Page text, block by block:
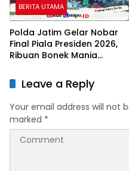
BERITA UTAMA
Polda Jatim Gelar Nobar
Final Piala Presiden 2026,
Ribuan Bonek Mania
Lapangan Mapolda
Leave a Reply
Your email address will not
marked *